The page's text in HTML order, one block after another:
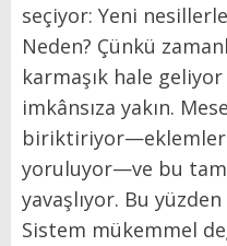
seçiyor: Yeni
Neden? Çünkü
karmaşık hale
imkânsıza yakın.
biriktiriyor—eklemler
yoruluyor—ve bu
yavaşlıyor. Bu
Sistem mükemmel